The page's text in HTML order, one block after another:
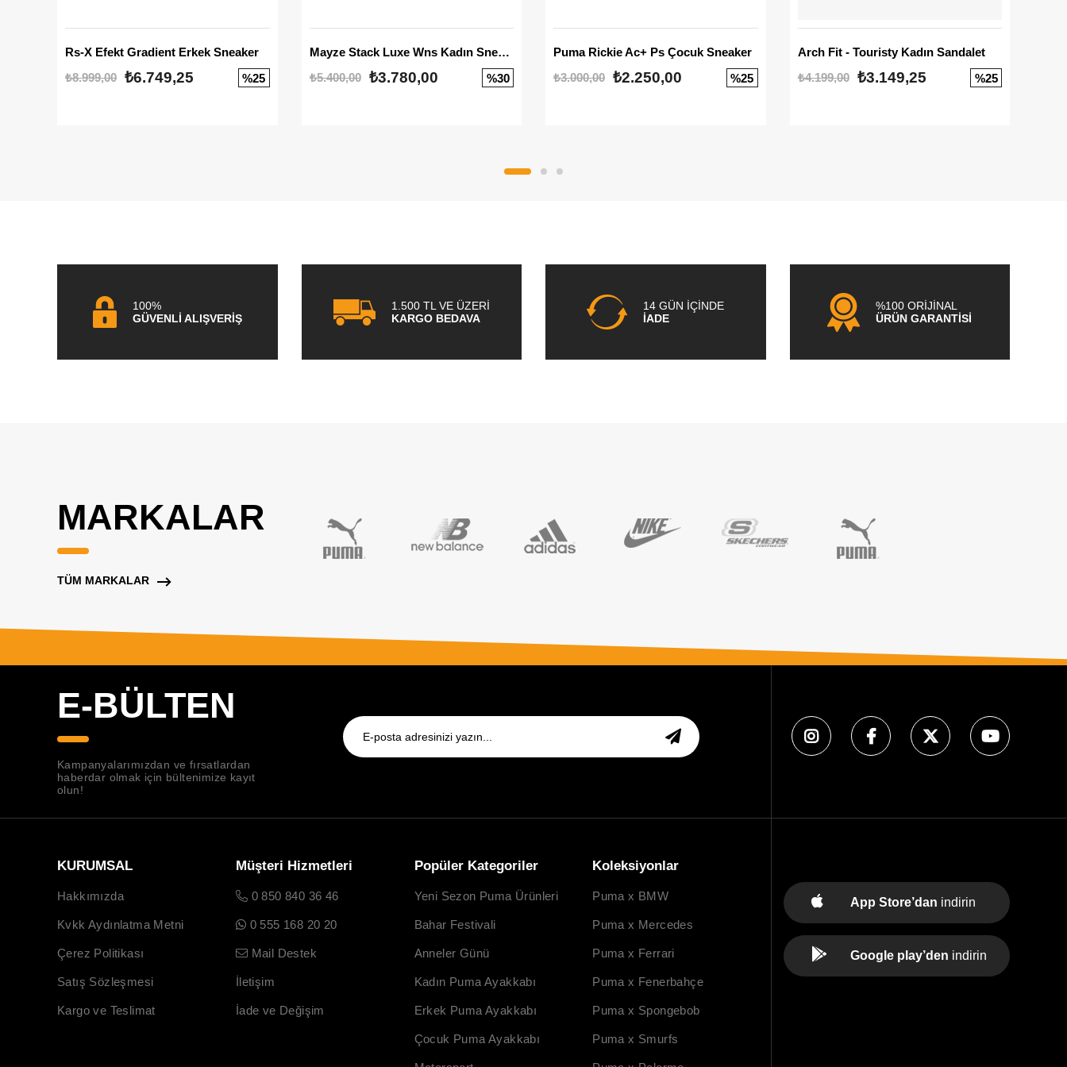
Rs-X Efekt Gradient Erkek Sneaker
₺8.999,00 ₺6.749,25 %25
Mayze Stack Luxe Wns Kadın Sneaker
₺5.400,00
₺3.780,00 %30
Puma Rickie Ac+ Ps Çocuk Sneaker
₺3.000,00 ₺2.250,00 %25
Arch Fit - Touristy Kadın Sandalet
₺4.199,00
₺3.149,25 %25
100%
GÜVENLİ ALIŞVERİŞ
1.500 TL VE ÜZERİ
KARGO BEDAVA
14 GÜN İÇİNDE
İADE
%100 ORİJİNAL
ÜRÜN GARANTİSİ
MARKALAR
TÜM MARKALAR
E-BÜLTEN
Kampanyalarımızdan ve fırsatlardan
haberdar olmak için bültenimize kayıt
olun!
KURUMSAL
Hakkımızda
Kvkk Aydınlatma Metni
Çerez Politikası
Satış Sözleşmesi
Kargo ve Teslimat
Müşteri Hizmetleri
0 850 840 36 46
0 555 168 20 20
Mail Destek
İletişim
İade ve Değişim
Popüler Kategoriler
Yeni Sezon Puma Ürünleri
Bahar Festivali
Anneler Günü
Kadın Puma Ayakkabı
Erkek Puma Ayakkabı
Çocuk Puma Ayakkabı
Koleksiyonlar
Puma x BMW
Puma x Mercedes
Puma x Ferrari
Puma x Fenerbahçe
Puma x Spongebob
Puma x Smurfs
App Store’dan indirin
Google play’den indirin